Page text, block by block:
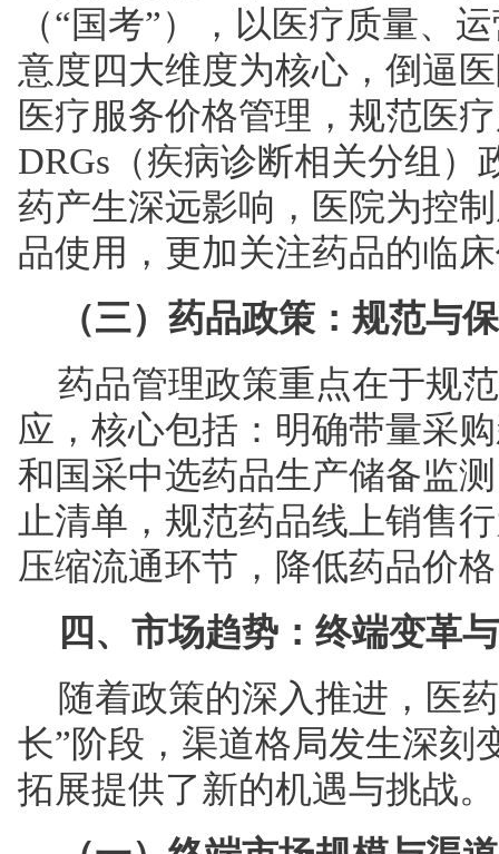
（“国考”），以医疗质量、
意度四大维度为核心，倒逼
医疗服务价格管理，规范医
DRGs（疾病诊断相关分组）
药产生深远影响，医院为控
品使用，更加关注药品的临
（三）药品政策：规范与
药品管理政策重点在于规
应，核心包括：明确带量采
和国采中选药品生产储备监
止清单，规范药品线上销售
压缩流通环节，降低药品价
四、市场趋势：终端变革
随着政策的深入推进，医
长”阶段，渠道格局发生深刻
拓展提供了新的机遇与挑战。